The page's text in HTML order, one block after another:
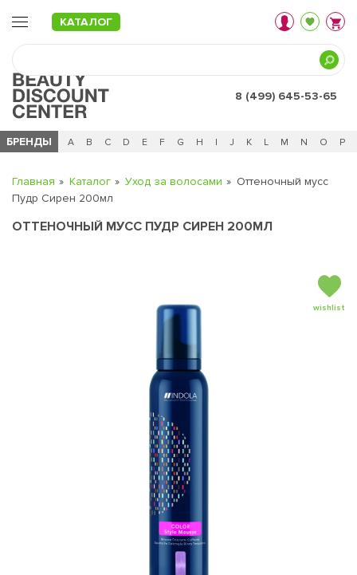
КАТАЛОГ
8 (499) 645-53-65
БРЕНДЫ
Ч 0 - 9 A B C D E F G H I J K L M N O P
Главная Каталог Уход за волосами
Оттеночный мусс
Пудр Сирен 200мл
ОТТЕНОЧНЫЙ МУСС ПУДР СИРЕН 200МЛ
wishlist